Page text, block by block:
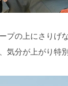
プの上にさりげ
気分が上がり特